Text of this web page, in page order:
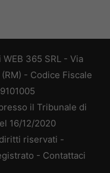
365 SRL - Via
- Codice Fiscale
il Tribunale di
16/12/2020
riservati -
- Contattaci